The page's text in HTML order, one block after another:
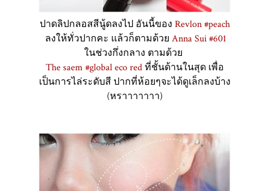
ปาดลิปกลอสสีนู้ดลงไป อันนี้ของ Revlon #peach
ลงให้ทั่วปากคะ แล้วก็ตามด้วย Anna Sui #601
ในช่วงกึ่งกลาง ตามด้วย
The saem #global eco redที่ชั้นด้านในสุด เพื่อ
เป็นการไล่ระดับสี ปากที่ห้อยๆจะได้ดูเล็กลงบ้าง
(หราาาาาาา)